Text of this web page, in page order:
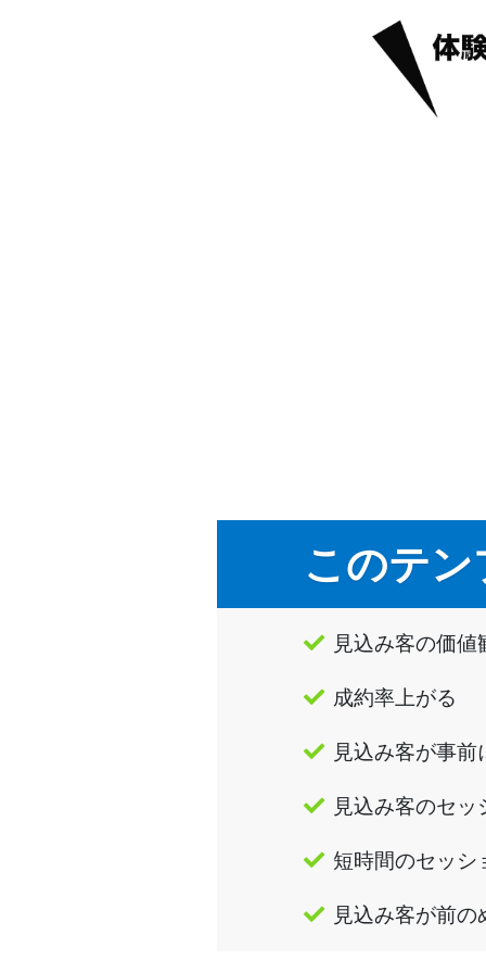
このテ
見込み客の価
成約率上がる
見込み客が事前
見込み客のセ
短時間のセッシ
見込み客が前